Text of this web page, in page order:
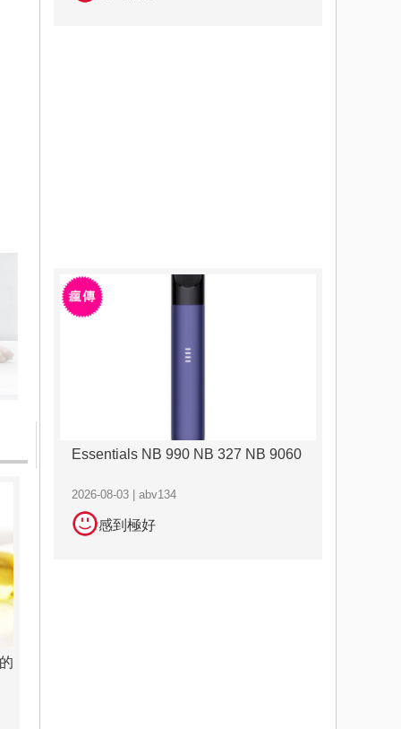
Essentials NB 990 NB 327 NB 9060
2026-08-03 | abv134
感到極好